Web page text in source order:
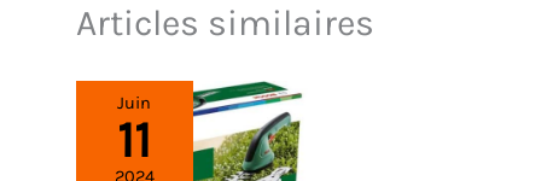
Articles similaires
Juin
11
2024